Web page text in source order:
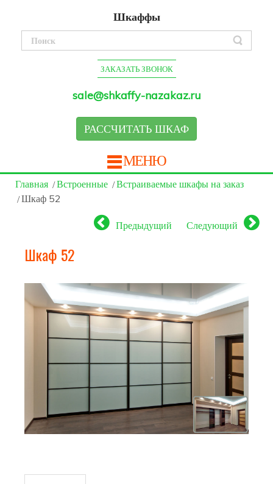
Шкаффы
ЗАКАЗАТЬ ЗВОНОК
sale@shkaffy-nazakaz.ru
РАССЧИТАТЬ ШКАФ
МЕНЮ
Главная Встроенные
Встраиваемые шкафы на заказ
Шкаф 52
Предыдущий Следующий
Шкаф 52